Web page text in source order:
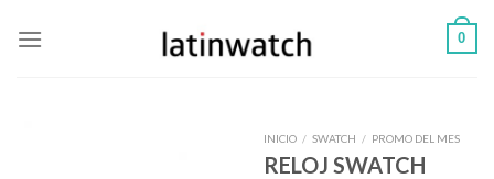
0
INICIO / SWATCH / PROMO DEL MES
RELOJ SWATCH